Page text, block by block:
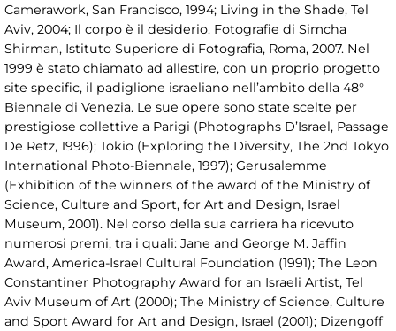
Camerawork, San Francisco, 1994; Living in the Shade, Tel
Aviv, 2004; Il corpo è il desiderio. Fotografie di Simcha
Shirman, Istituto Superiore di Fotografia, Roma, 2007. Nel
1999 è stato chiamato ad allestire, con un proprio progetto
site specific, il padiglione israeliano nell’ambito della 48°
Biennale di Venezia. Le sue opere sono state scelte per
prestigiose collettive a Parigi (Photographs D’Israel, Passage
De Retz, 1996); Tokio (Exploring the Diversity, The 2nd Tokyo
International Photo-Biennale, 1997); Gerusalemme
(Exhibition of the winners of the award of the Ministry of
Science, Culture and Sport, for Art and Design, Israel
Museum, 2001). Nel corso della sua carriera ha ricevuto
numerosi premi, tra i quali: Jane and George M. Jaffin
Award, America-Israel Cultural Foundation (1991); The Leon
Constantiner Photography Award for an Israeli Artist, Tel
Aviv Museum of Art (2000); The Ministry of Science, Culture
and Sport Award for Art and Design, Israel (2001); Dizengoff